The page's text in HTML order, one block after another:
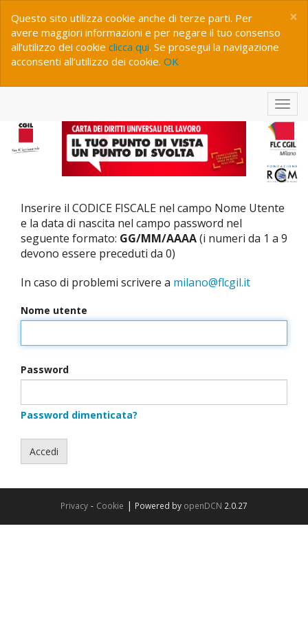
×
Questo sito utilizza cookie anche di terze parti. Per
avere maggiori informazioni e per negare il tuo consenso
all’utilizzo dei cookie clicca qui. Se prosegui la navigazione
acconsenti all’utilizzo dei cookie. OK
Inserire il CODICE FISCALE nel campo Nome Utente
e la data di nascita nel campo password nel
seguente formato: GG/MM/AAAA(i numeri da 1 a 9
devono essere preceduti da 0)
In caso di problemi scrivere a milano@flcgil.it
Nome utente
Password
Password dimenticata?
Accedi
Privacy - Cookie | Powered by openDCN 2.0.27